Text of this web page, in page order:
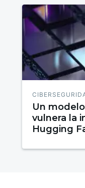
Un
vulnera la
Hugging